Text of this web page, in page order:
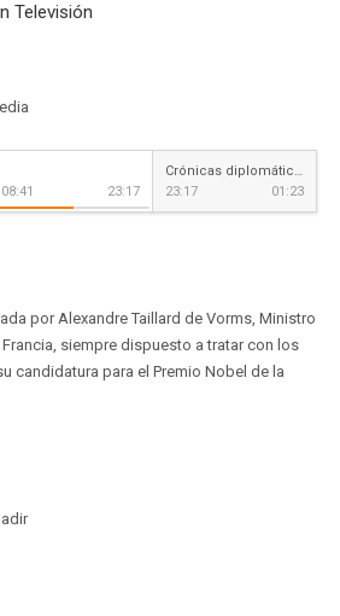
Televisión
08:41 23:17
Crónicas diplomáticas
23:17
01:23
por Alexandre Taillard de Vorms, Ministro
siempre dispuesto a tratar con los
candidatura para el Premio Nobel de la